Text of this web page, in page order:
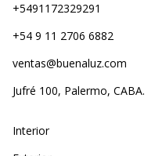
+5491172329291
+54 9 11 2706 6882
ventas@buenaluz.com
Jufré 100, Palermo, CABA.
Interior